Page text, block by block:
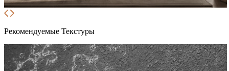
Рекомендуемые Текстуры